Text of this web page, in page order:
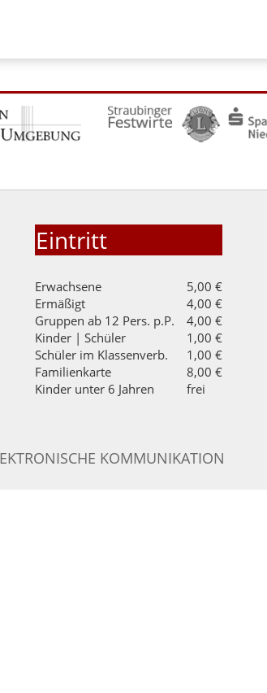
Eintritt
Erwachsene
Ermäßigt
Gruppen ab 12 Pers. p.P.
Kinder | Schüler
Schüler im Klassenverb.
Familienkarte
Kinder unter 6 Jahren
5,00 €
4,00 €
4,00 €
1,00 €
1,00 €
8,00 €
frei
KOMMUNIKATION